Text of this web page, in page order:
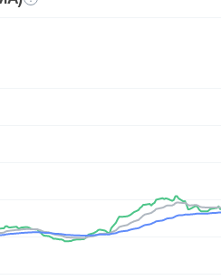
displaying Time. Data